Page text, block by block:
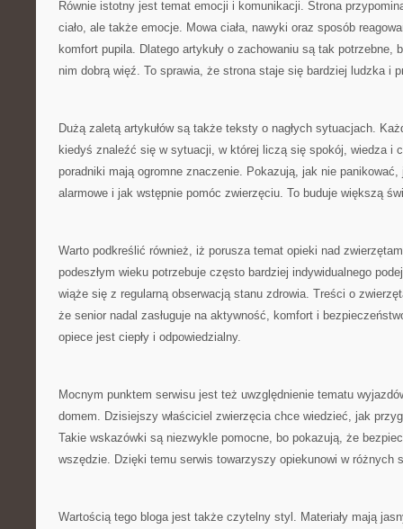
Równie istotny jest temat emocji i komunikacji. Strona
ciało, ale także emocje. Mowa ciała, nawyki oraz sposób
komfort pupila. Dlatego artykuły o zachowaniu są tak potrzebne,
nim dobrą więź. To sprawia, że strona staje się bardziej ludzka i
Dużą zaletą artykułów są także teksty o nagłych sytuacjach.
kiedyś znaleźć się w sytuacji, w której liczą się spokój, wiedza i
poradniki mają ogromne znaczenie. Pokazują, jak nie panikować,
alarmowe i jak wstępnie pomóc zwierzęciu. To buduje większą
Warto podkreślić również, iż porusza temat opieki nad
podeszłym wieku potrzebuje często bardziej indywidualnego
wiąże się z regularną obserwacją stanu zdrowia. Treści o
że senior nadal zasługuje na aktywność, komfort i
opiece jest ciepły i odpowiedzialny.
Mocnym punktem serwisu jest też uwzględnienie tematu
domem. Dzisiejszy właściciel zwierzęcia chce wiedzieć, jak
Takie wskazówki są niezwykle pomocne, bo pokazują, że
wszędzie. Dzięki temu serwis towarzyszy opiekunowi w różnych
Wartością tego bloga jest także czytelny styl. Materiały mają